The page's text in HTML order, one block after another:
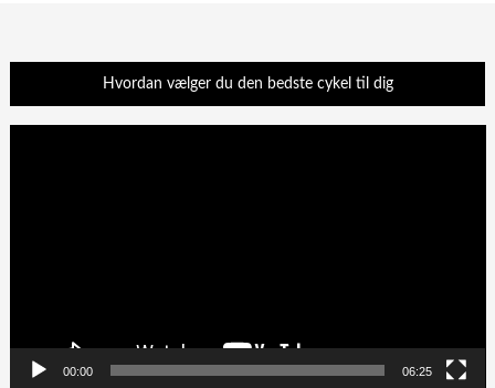
Hvordan vælger du den bedste cykel til dig
00:00 06:25